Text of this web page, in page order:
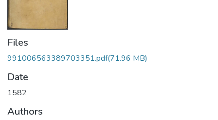
Files
991006563389703351.pdf(71.96 MB)
Date
1582
Authors